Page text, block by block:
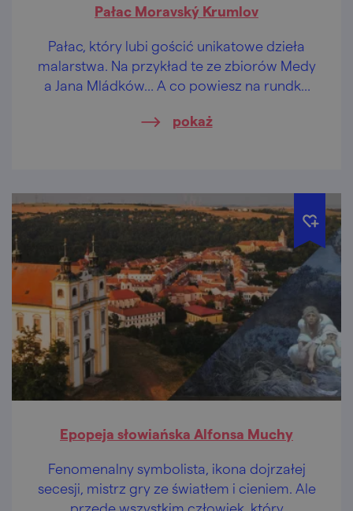
Pałac Moravský Krumlov
Pałac, który lubi gościć unikatowe dzieła
malarstwa. Na przykład te ze zbiorów Medy
a Jana Mládków… A co powiesz na rundkę
pokaż
Epopeja słowiańska Alfonsa Muchy
Fenomenalny symbolista, ikona dojrzałej
secesji, mistrz gry ze światłem i cieniem. Ale
przede wszystkim człowiek, który